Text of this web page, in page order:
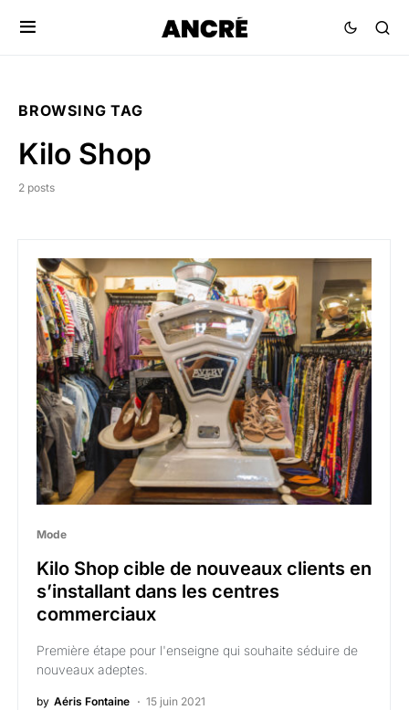
BROWSING TAG
Kilo Shop
2 posts
Mode
Kilo Shop cible de nouveaux clients en
s’installant dans les centres
commerciaux
Première étape pour l'enseigne qui souhaite séduire de
nouveaux adeptes.
by Aéris Fontaine 15 juin 2021